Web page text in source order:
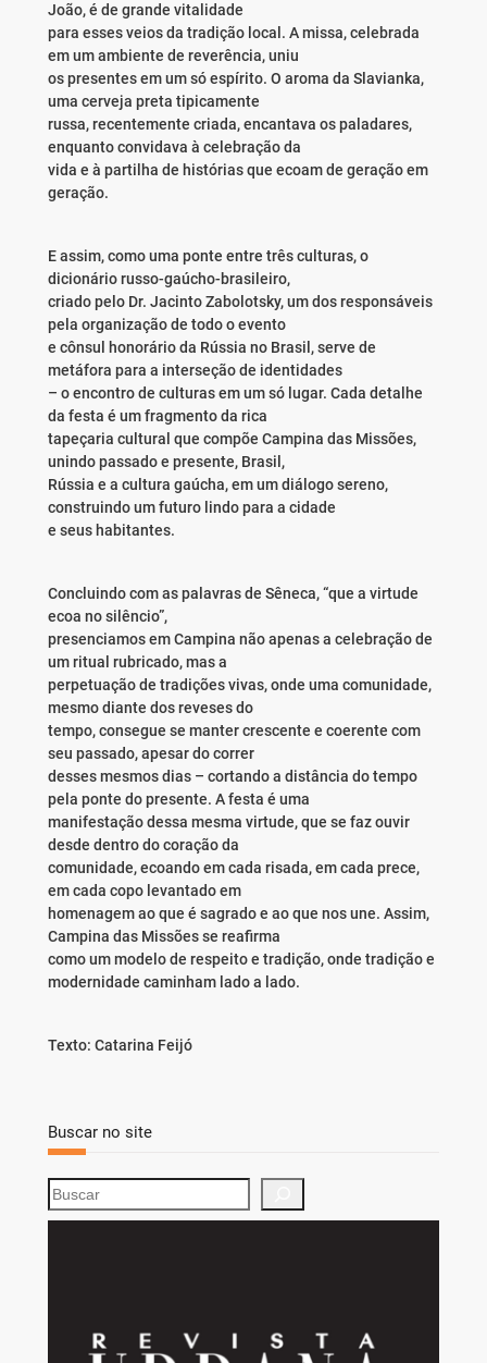
João, é de grande vitalidade
para esses veios da tradição local. A missa, celebrada
em um ambiente de reverência, uniu
os presentes em um só espírito. O aroma da Slavianka,
uma cerveja preta tipicamente
russa, recentemente criada, encantava os paladares,
enquanto convidava à celebração da
vida e à partilha de histórias que ecoam de geração em
geração.
E assim, como uma ponte entre três culturas, o
dicionário russo-gaúcho-brasileiro,
criado pelo Dr. Jacinto Zabolotsky, um dos responsáveis
pela organização de todo o evento
e cônsul honorário da Rússia no Brasil, serve de
metáfora para a interseção de identidades
– o encontro de culturas em um só lugar. Cada detalhe
da festa é um fragmento da rica
tapeçaria cultural que compõe Campina das Missões,
unindo passado e presente, Brasil,
Rússia e a cultura gaúcha, em um diálogo sereno,
construindo um futuro lindo para a cidade
e seus habitantes.
Concluindo com as palavras de Sêneca, “que a virtude
ecoa no silêncio”,
presenciamos em Campina não apenas a celebração de
um ritual rubricado, mas a
perpetuação de tradições vivas, onde uma comunidade,
mesmo diante dos reveses do
tempo, consegue se manter crescente e coerente com
seu passado, apesar do correr
desses mesmos dias – cortando a distância do tempo
pela ponte do presente. A festa é uma
manifestação dessa mesma virtude, que se faz ouvir
desde dentro do coração da
comunidade, ecoando em cada risada, em cada prece,
em cada copo levantado em
homenagem ao que é sagrado e ao que nos une. Assim,
Campina das Missões se reafirma
como um modelo de respeito e tradição, onde tradição e
modernidade caminham lado a lado.
Texto: Catarina Feijó
Buscar no site
S
e